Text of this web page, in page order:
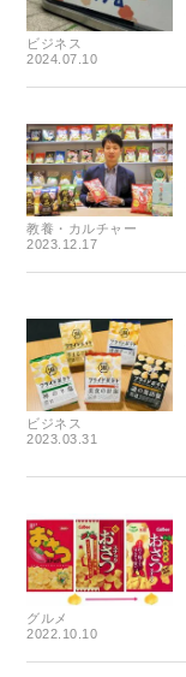
ビジネス
2024.07.10
教養・カルチャー
2023.12.17
ビジネス
2023.03.31
グルメ
2022.10.10